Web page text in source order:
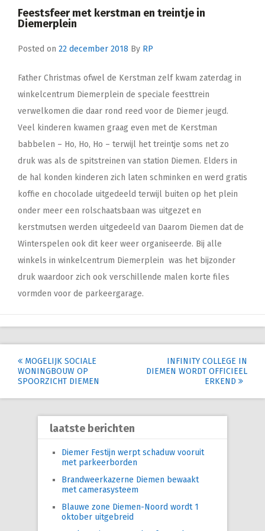
Feestsfeer met kerstman en treintje in
Diemerplein
Posted on 22 december 2018 By RP
Father Christmas ofwel de Kerstman zelf kwam zaterdag in
winkelcentrum Diemerplein de speciale feesttrein
verwelkomen die daar rond reed voor de Diemer jeugd.
Veel kinderen kwamen graag even met de Kerstman
babbelen – Ho, Ho, Ho – terwijl het treintje soms net zo
druk was als de spitstreinen van station Diemen. Elders in
de hal konden kinderen zich laten schminken en werd gratis
koffie en chocolade uitgedeeld terwijl buiten op het plein
onder meer een rolschaatsbaan was uitgezet en
kerstmutsen werden uitgedeeld van Daarom Diemen dat de
Winterspelen ook dit keer weer organiseerde. Bij alle
winkels in winkelcentrum Diemerplein was het bijzonder
druk waardoor zich ook verschillende malen korte files
vormden voor de parkeergarage.
Post
navigation
MOGELIJK SOCIALE
WONINGBOUW OP
SPOORZICHT DIEMEN
INFINITY COLLEGE IN
DIEMEN WORDT OFFICIEEL
ERKEND
laatste berichten
Diemer Festijn werpt schaduw vooruit
met parkeerborden
Brandweerkazerne Diemen bewaakt
met camerasysteem
Blauwe zone Diemen-Noord wordt 1
oktober uitgebreid